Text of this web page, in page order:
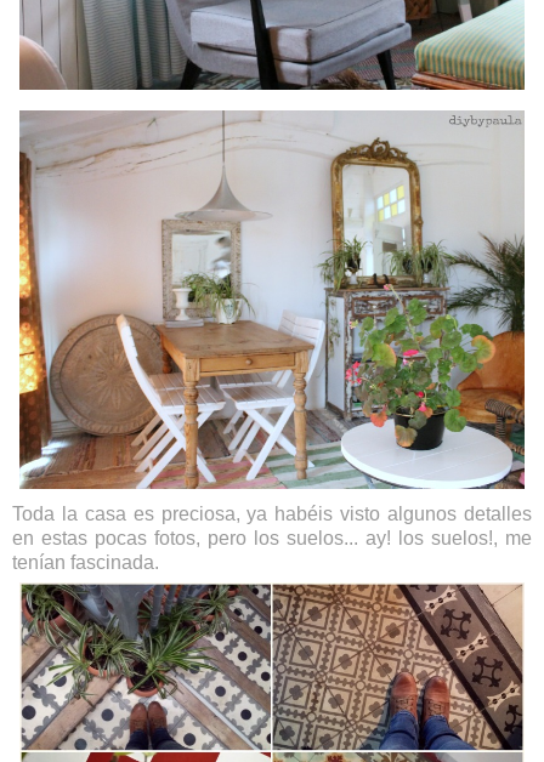
Toda la casa es preciosa, ya habéis visto algunos detalles
en estas pocas fotos, pero los suelos... ay! los suelos!, me
tenían fascinada.